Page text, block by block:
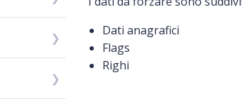
Dati anagrafici
Flags
Righi